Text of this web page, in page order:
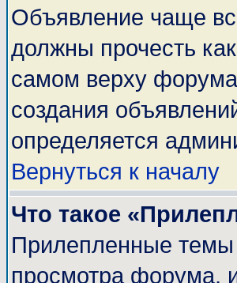
Объявление чаще
должны прочесть
самом верху
создания
определяется
Вернуться к началу
Что такое
Прилепленные темы
просмотра форума,